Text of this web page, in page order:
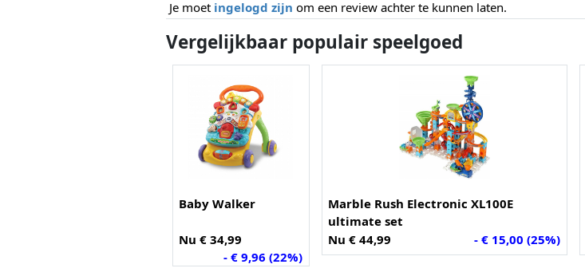
Je moet ingelogd zijn om een review achter te kunnen laten.
Vergelijkbaar populair speelgoed
Baby Walker
Nu € 34,99
- € 9,96 (22%)
Marble Rush Electronic XL100E
ultimate set
Nu € 44,99
- € 15,00 (25%)